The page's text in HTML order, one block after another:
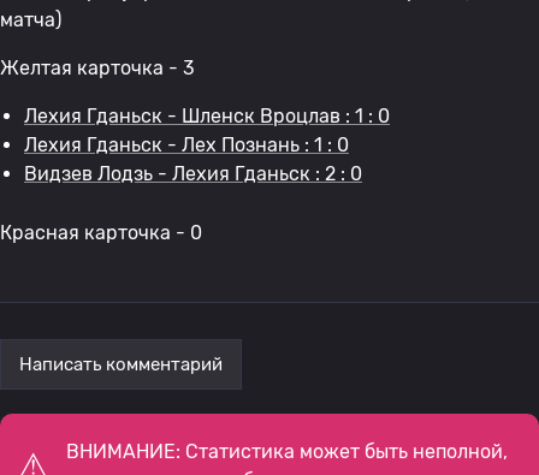
матча)
Желтая карточка - 3
Лехия Гданьск - Шленск Вроцлав : 1 : 0
Лехия Гданьск - Лех Познань : 1 : 0
Видзев Лодзь - Лехия Гданьск : 2 : 0
Красная карточка - 0
Написать комментарий
ВНИМАНИЕ: Статистика может быть неполной,